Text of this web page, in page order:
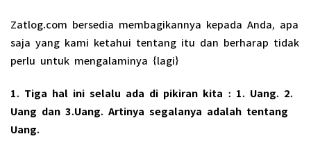
Zatlog.com bersedia membagikannya kepada Anda, apa
saja yang kami ketahui tentang itu dan berharap tidak
perlu untuk mengalaminya {lagi}
1. Tiga hal ini selalu ada di pikiran kita : 1. Uang. 2.
Uang dan 3.Uang. Artinya segalanya adalah tentang
Uang.